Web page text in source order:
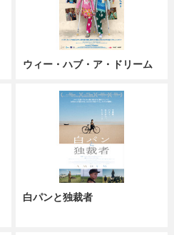
ウィー・ハブ・ア・ドリーム
白パンと独裁者